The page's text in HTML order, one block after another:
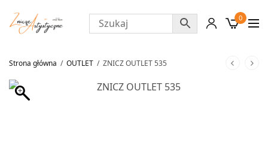
0
Strona główna / OUTLET / ZNICZ OUTLET 535